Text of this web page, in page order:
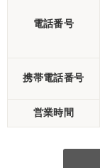
電話番号
携帯電話番号
営業時間